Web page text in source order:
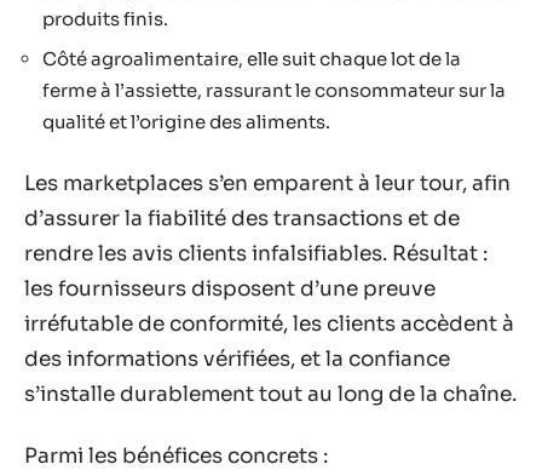
produits finis.
Côté agroalimentaire, elle suit chaque lot de la
ferme à l’assiette, rassurant le consommateur sur la
qualité et l’origine des aliments.
Les marketplaces s’en emparent à leur tour, afin
d’assurer la fiabilité des transactions et de
rendre les avis clients infalsifiables. Résultat :
les fournisseurs disposent d’une preuve
irréfutable de conformité, les clients accèdent à
des informations vérifiées, et la confiance
s’installe durablement tout au long de la chaîne.
Parmi les bénéfices concrets :